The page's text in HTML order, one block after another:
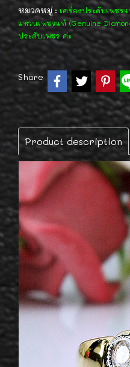
หมวดหมู่ : เครื่องประดับเพชร
แหวนเพชรแท้ (Genuine
ประดับเพชร ค่ะ
Share
Product description